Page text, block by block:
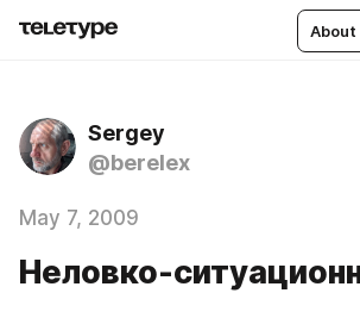
Sergey
@berelex
May 7, 2009
Неловко-